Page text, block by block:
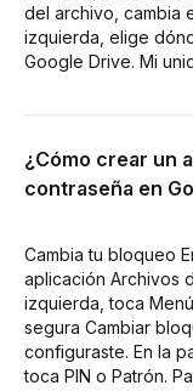
del archivo, cambia
izquierda, elige
Google Drive. Mi
¿Cómo crear un
contraseña en
Cambia tu bloqueo
aplicación Archivos
izquierda, toca
segura Cambiar
configuraste. En la
toca PIN o Patrón.